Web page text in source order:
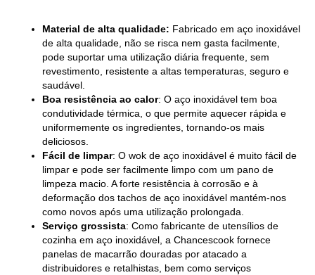
Material de alta qualidade: Fabricado em aço inoxidável
de alta qualidade, não se risca nem gasta facilmente,
pode suportar uma utilização diária frequente, sem
revestimento, resistente a altas temperaturas, seguro e
saudável.
Boa resistência ao calor: O aço inoxidável tem boa
condutividade térmica, o que permite aquecer rápida e
uniformemente os ingredientes, tornando-os mais
deliciosos.
Fácil de limpar: O wok de aço inoxidável é muito fácil de
limpar e pode ser facilmente limpo com um pano de
limpeza macio. A forte resistência à corrosão e à
deformação dos tachos de aço inoxidável mantém-nos
como novos após uma utilização prolongada.
Serviço grossista: Como fabricante de utensílios de
cozinha em aço inoxidável, a Chancescook fornece
panelas de macarrão douradas por atacado a
distribuidores e retalhistas, bem como serviços